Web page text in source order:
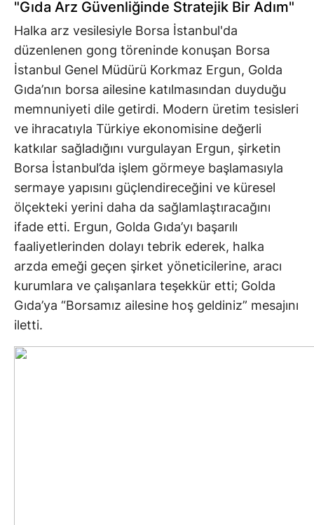
"Gıda Arz Güvenliğinde Stratejik Bir Adım"
Halka arz vesilesiyle Borsa İstanbul'da
düzenlenen gong töreninde konuşan Borsa
İstanbul Genel Müdürü Korkmaz Ergun, Golda
Gıda’nın borsa ailesine katılmasından duyduğu
memnuniyeti dile getirdi. Modern üretim tesisleri
ve ihracatıyla Türkiye ekonomisine değerli
katkılar sağladığını vurgulayan Ergun, şirketin
Borsa İstanbul’da işlem görmeye başlamasıyla
sermaye yapısını güçlendireceğini ve küresel
ölçekteki yerini daha da sağlamlaştıracağını
ifade etti. Ergun, Golda Gıda’yı başarılı
faaliyetlerinden dolayı tebrik ederek, halka
arzda emeği geçen şirket yöneticilerine, aracı
kurumlara ve çalışanlara teşekkür etti; Golda
Gıda’ya “Borsamız ailesine hoş geldiniz” mesajını
iletti.